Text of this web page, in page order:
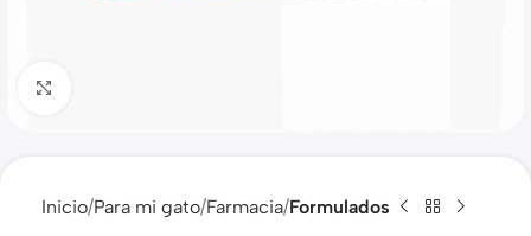
Inicio Para mi gato Farmacia Formulados